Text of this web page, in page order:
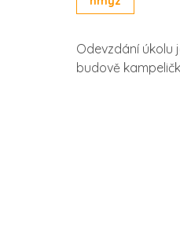
Odevzdání
budově